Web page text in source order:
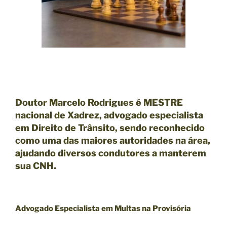
Doutor Marcelo Rodrigues é MESTRE
nacional de Xadrez, advogado especialista
em Direito de Trânsito, sendo reconhecido
como uma das maiores autoridades na área,
ajudando diversos condutores a manterem
sua CNH.
Advogado Especialista em Multas na Provisória